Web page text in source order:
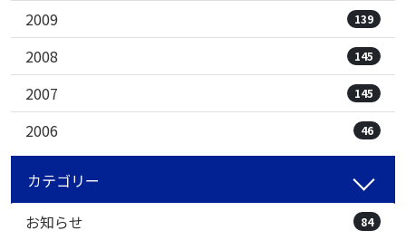
2009 139
2008 145
2007 145
2006 46
カテゴリー
お知らせ
84